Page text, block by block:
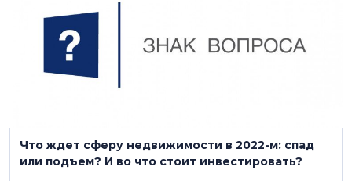
Что ждет сферу недвижимости в 2022-м: спад
или подъем? И во что стоит инвестировать?